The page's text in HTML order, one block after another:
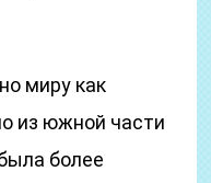
миру как
из южной части
более